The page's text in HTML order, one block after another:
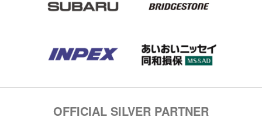
OFFICIAL SILVER PARTNER